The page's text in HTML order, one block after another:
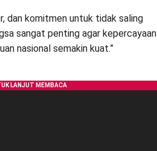
dan komitmen untuk tidak saling
sangat penting agar kepercayaan
nasional semakin kuat.”